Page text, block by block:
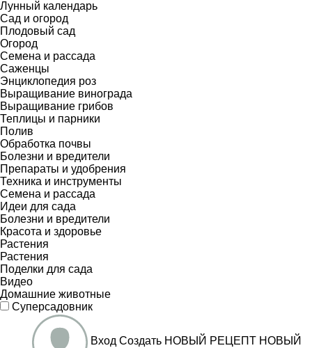
Лунный календарь
Сад и огород
Плодовый сад
Огород
Семена и рассада
Саженцы
Энциклопедия роз
Выращивание винограда
Выращивание грибов
Теплицы и парники
Полив
Обработка почвы
Болезни и вредители
Препараты и удобрения
Техника и инструменты
Семена и рассада
Идеи для сада
Болезни и вредители
Красота и здоровье
Растения
Растения
Поделки для сада
Видео
Домашние животные
Суперсадовник
Вход Создать НОВЫЙ РЕЦЕПТ НОВЫЙ